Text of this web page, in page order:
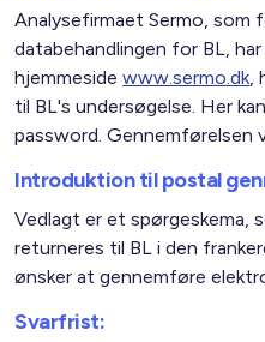
Analysefirmaet Sermo, som
databehandlingen for BL, har
hjemmesidewww.sermo.dk,
til BL's undersøgelse. Her
password. Gennemførelsen
Introduktion til postal
Vedlagt er et spørgeskema,
returneres til BL i den
ønsker at gennemføre
Svarfrist: